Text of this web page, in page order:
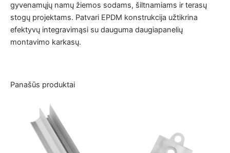
gyvenamųjų namų žiemos sodams, šiltnamiams ir terasų
stogų projektams. Patvari EPDM konstrukcija užtikrina
efektyvų integravimąsi su dauguma daugiapanelių
montavimo karkasų.
Panašūs produktai